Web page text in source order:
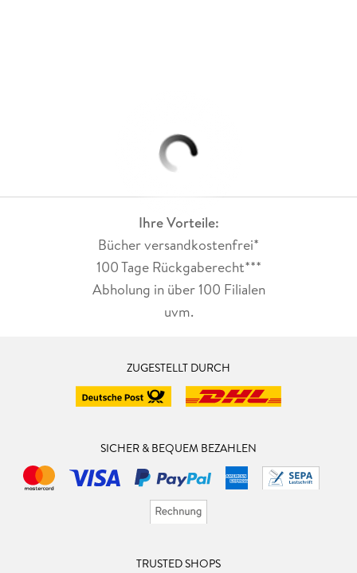
Ihre Vorteile:
Bücher versandkostenfrei*
100 Tage Rückgaberecht***
Abholung in über 100 Filialen
uvm.
ZUGESTELLT DURCH
SICHER & BEQUEM BEZAHLEN
TRUSTED SHOPS